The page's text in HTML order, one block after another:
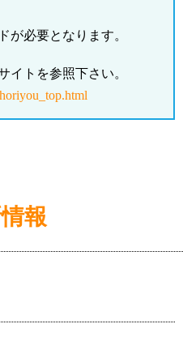
が必要となります。
イトを参照下さい。
報